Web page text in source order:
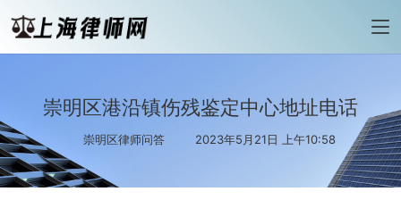
崇明区港沿镇伤残鉴定中心地址电话
崇明区律师问答 2023年5月21日 上午10:58